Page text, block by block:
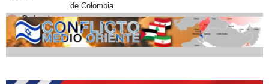
de Colombia
Cobertura